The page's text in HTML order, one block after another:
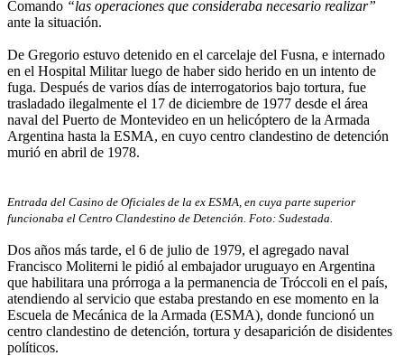
Comando “las operaciones que consideraba necesario realizar”
ante la situación.
De Gregorio estuvo detenido en el carcelaje del Fusna, e internado
en el Hospital Militar luego de haber sido herido en un intento de
fuga. Después de varios días de interrogatorios bajo tortura, fue
trasladado ilegalmente el 17 de diciembre de 1977 desde el área
naval del Puerto de Montevideo en un helicóptero de la Armada
Argentina hasta la ESMA, en cuyo centro clandestino de detención
murió en abril de 1978.
Entrada del Casino de Oficiales de la ex ESMA, en cuya parte superior
funcionaba el Centro Clandestino de Detención. Foto : Sudestada.
Dos años más tarde, el 6 de julio de 1979, el agregado naval
Francisco Moliterni le pidió al embajador uruguayo en Argentina
que habilitara una prórroga a la permanencia de Tróccoli en el país,
atendiendo al servicio que estaba prestando en ese momento en la
Escuela de Mecánica de la Armada (ESMA), donde funcionó un
centro clandestino de detención, tortura y desaparición de disidentes
políticos.